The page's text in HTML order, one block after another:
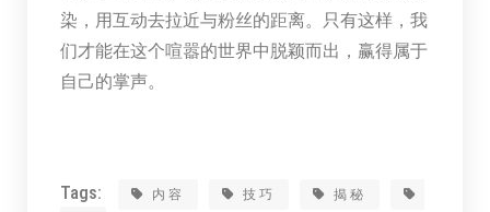
染，用互动去拉近与粉丝的距离。只有这样，我
们才能在这个喧嚣的世界中脱颖而出，赢得属于
自己的掌声。
Tags: 内容 技巧
揭秘